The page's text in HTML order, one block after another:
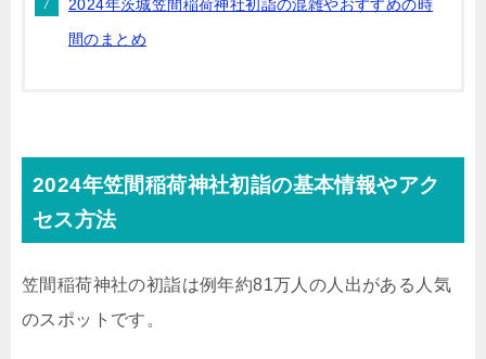
2024年茨城笠間稲荷神社初詣の混雑やおすすめの時
間のまとめ
2024年笠間稲荷神社初詣の基本情報やアク
セス方法
笠間稲荷神社の初詣は例年約81万人の人出がある人気
のスポットです。